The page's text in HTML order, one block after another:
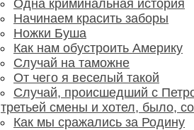
Одна криминальная история
Начинаем красить заборы
Ножки Буша
Как нам обустроить Америку
Случай на таможне
От чего я веселый такой
Случай, происшедший с
третьей смены и хотел, было,
Как мы сражались за Родину